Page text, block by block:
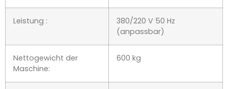
Leistung :
380/220 V 50 Hz
(anpassbar)
Nettogewicht der
Maschine:
600 kg